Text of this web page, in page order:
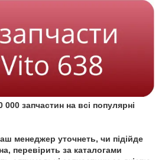
000 запчастин на всі популярні
менеджер уточнеть, чи підійде
перевірить за каталогами